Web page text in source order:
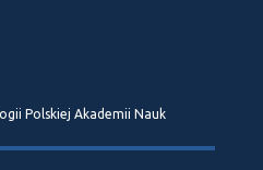
Polskiej Akademii Nauk